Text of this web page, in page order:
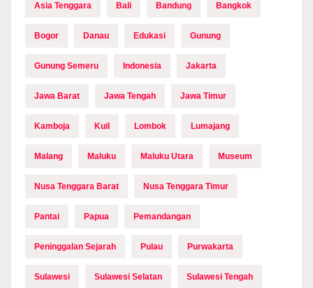
Asia Tenggara Bali Bandung Bangkok
Bogor Danau Edukasi Gunung
Gunung Semeru Indonesia Jakarta
Jawa Barat Jawa Tengah Jawa Timur
Kamboja Kuil Lombok Lumajang
Malang Maluku Maluku Utara Museum
Nusa Tenggara Barat Nusa Tenggara Timur
Pantai Papua Pemandangan
Peninggalan Sejarah Pulau Purwakarta
Sulawesi Sulawesi Selatan Sulawesi Tengah